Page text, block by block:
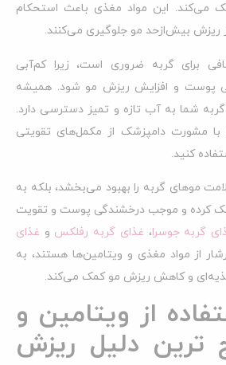
می‌کند. این مواد مغذی باعث استحکام
ریزش بیش‌ازحد مو جلوگیری می‌کنند.
برای گربه ضروری است، زیرا کم‌آبی
پوست و افزایش ریزش مو شود. همیشه
شما به آب تازه و تمیز دسترسی دارد.
با مشورت دامپزشک از مکمل‌های تقویتی
کنید.
موهای گربه را بهبود می‌بخشد، بلکه به
کرده و موجب درخشندگی پوست و تقویت
گربه جوسرا، غذای گربه رفلکس و غذای
از مواد مغذی و ویتامین‌ها هستند، به
و کاهش ریزش مو کمک می‌کند.
از ویتامین و
ترین دلیل ریزش